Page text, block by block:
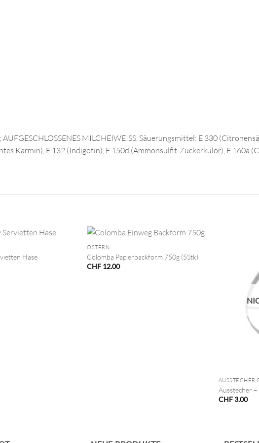
MILCHEIWEISS, Säuerungsmittel: E 330
Karmin), E 132 (Indigotin), E 150d (Ammonsulfit-Zuckerkulör), E 160a
Hase
+
OSTERN
Colomba Papierbackform 750g (5Stk)
CHF 12.00
AUSSTECHER
Ausstecher –
CHF3.00